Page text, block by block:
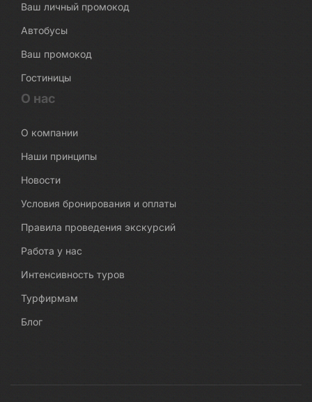
Ваш личный промокод
Автобусы
Ваш промокод
Гостиницы
О нас
О компании
Наши принципы
Новости
Условия бронирования и оплаты
Правила проведения экскурсий
Работа у нас
Интенсивность туров
Турфирмам
Блог